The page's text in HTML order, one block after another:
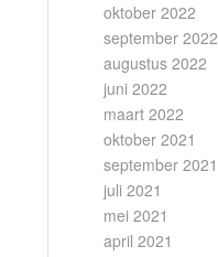
oktober 2022
september 2022
augustus 2022
juni 2022
maart 2022
oktober 2021
september 2021
juli 2021
mei 2021
april 2021